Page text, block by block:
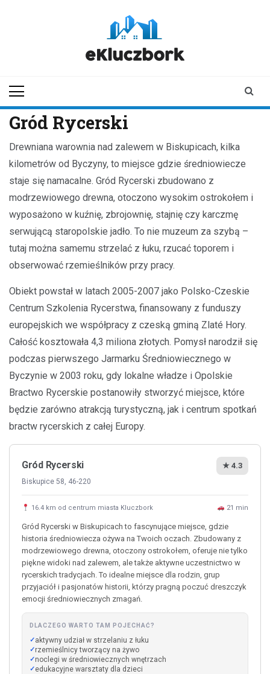
Gród Rycerski
Drewniana warownia nad zalewem w Biskupicach, kilka
kilometrów od Byczyny, to miejsce gdzie średniowiecze
staje się namacalne. Gród Rycerski zbudowano z
modrzewiowego drewna, otoczono wysokim ostrokołem i
wyposażono w kuźnię, zbrojownię, stajnię czy karczmę
serwującą staropolskie jadło. To nie muzeum za szybą –
tutaj można samemu strzelać z łuku, rzucać toporem i
obserwować rzemieślników przy pracy.
Obiekt powstał w latach 2005-2007 jako Polsko-Czeskie
Centrum Szkolenia Rycerstwa, finansowany z funduszy
europejskich we współpracy z czeską gminą Zlaté Hory.
Całość kosztowała 4,3 miliona złotych. Pomysł narodził się
podczas pierwszego Jarmarku Średniowiecznego w
Byczynie w 2003 roku, gdy lokalne władze i Opolskie
Bractwo Rycerskie postanowiły stworzyć miejsce, które
będzie zarówno atrakcją turystyczną, jak i centrum spotkań
bractw rycerskich z całej Europy.
Gród Rycerski
Biskupice 58, 46-220
★ 4.3
16.4 km od centrum miasta Kluczbork 21 min
Gród Rycerski w Biskupicach to fascynujące miejsce, gdzie
historia średniowiecza ożywa na Twoich oczach. Zbudowany z
modrzewiowego drewna, otoczony ostrokołem, oferuje nie tylko
piękne widoki nad zalewem, ale także aktywne uczestnictwo w
rycerskich tradycjach. To idealne miejsce dla rodzin, grup
przyjaciół i pasjonatów historii, którzy pragną poczuć dreszczyk
emocji średniowiecznych zmagań.
DLACZEGO WARTO TAM POJECHAĆ?
aktywny udział w strzelaniu z łuku
rzemieślnicy tworzący na żywo
noclegi w średniowiecznych wnętrzach
edukacyjne warsztaty dla dzieci